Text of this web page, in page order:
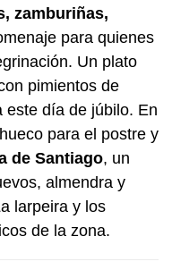
zamburiñas,
para quienes
Un plato
pimientos de
este día de júbilo. En
para el postre y
de Santiago, un
almendra y
larpeira y los
de la zona.